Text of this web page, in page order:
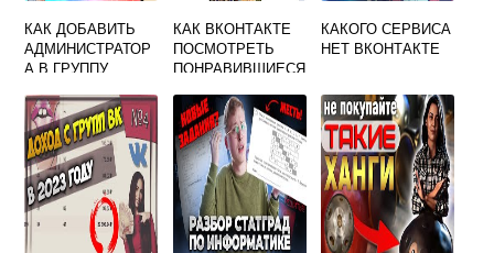
КАК ДОБАВИТЬ
АДМИНИСТРАТОР
А В ГРУППУ
КАК ВКОНТАКТЕ
ПОСМОТРЕТЬ
ПОНРАВИВШИЕСЯ
КАКОГО СЕРВИСА
НЕТ ВКОНТАКТЕ